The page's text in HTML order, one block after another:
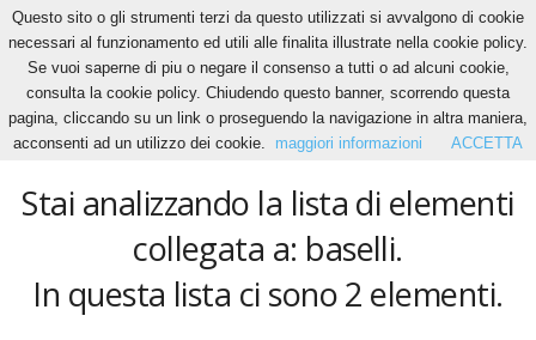
Home Tags Baselli
baselli
Stai analizzando la lista di elementi
collegata a: baselli.
In questa lista ci sono 2 elementi.
Questo sito o gli strumenti terzi da questo utilizzati si avvalgono di cookie
necessari al funzionamento ed utili alle finalita illustrate nella cookie policy.
Se vuoi saperne di piu o negare il consenso a tutti o ad alcuni cookie,
consulta la cookie policy. Chiudendo questo banner, scorrendo questa
pagina, cliccando su un link o proseguendo la navigazione in altra maniera,
acconsenti ad un utilizzo dei cookie.
maggiori informazioni ACCETTA